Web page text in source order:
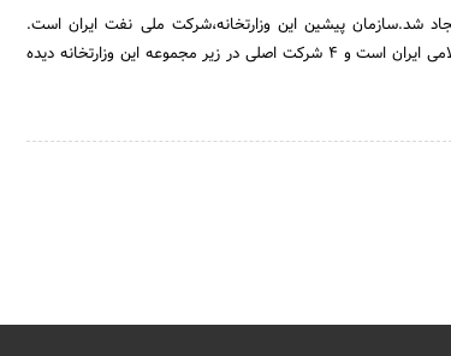
نفت جمهوری اسلامی ایران در 8 مهر 1358 ایجاد شد.سازمان پیشین این وزارتخانه،شرکت ملی نفت ایران است.
سازمان بالادست این وزارتخانه قوه مجریه جمهوری اسلامی ایران است و 4 شرکت اصلی در زیر مجموعه این وزارتخانه دیده